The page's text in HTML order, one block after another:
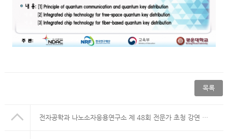
목록
전자공학과 나노소자응용연구소 제 48회 전문가 초청 강연 일정 안내